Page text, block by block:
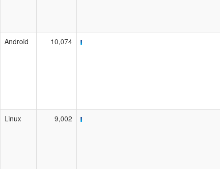
Android 10,074
Linux 9,002